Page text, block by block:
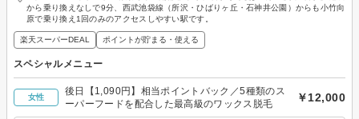
から乗り換えなしで9分、西武池袋線（所沢・ひばりヶ丘・石神井公園）からも小竹向
原で乗り換え1回のみのアクセスしやすい駅です。
楽天スーパーDEAL ポイントが貯まる・使える
スペシャルメニュー
女性
後日【1,090円】相当ポイントバック／5種類のス
ーパーフードを配合した最高級のワックス脱毛
￥12,000